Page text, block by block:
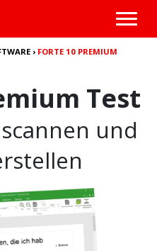
› FORTE 10 PREMIUM
Test
und